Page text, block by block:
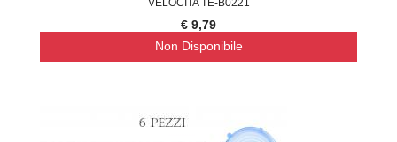
VELOCITA TE-B0221
€ 9,79
Non Disponibile